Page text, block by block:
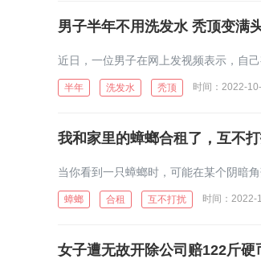
男子半年不用洗发水 秃顶变满
半年 洗发水 秃顶 时间：2022-
我和家里的蟑螂合租了，互不
蟑螂 合租 互不打扰 时间：2022-
女子遭无故开除公司赔122斤硬